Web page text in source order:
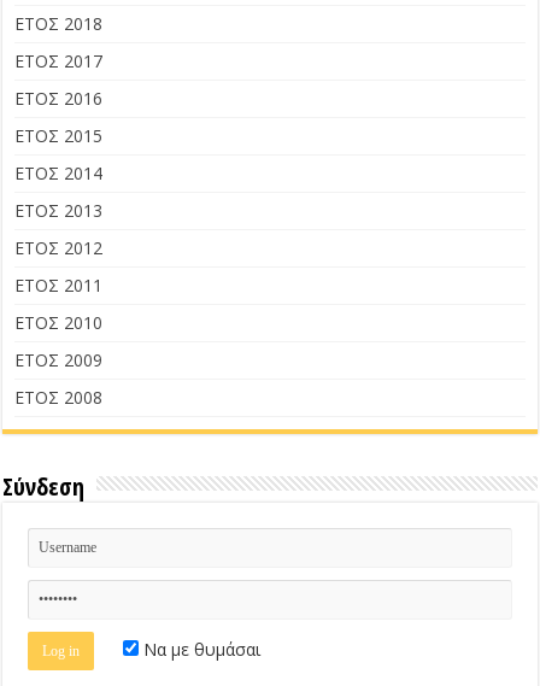
ΕΤΟΣ 2018
ΕΤΟΣ 2017
ΕΤΟΣ 2016
ΕΤΟΣ 2015
ΕΤΟΣ 2014
ΕΤΟΣ 2013
ΕΤΟΣ 2012
ΕΤΟΣ 2011
ΕΤΟΣ 2010
ΕΤΟΣ 2009
ΕΤΟΣ 2008
Σύνδεση
Να με θυμάσαι